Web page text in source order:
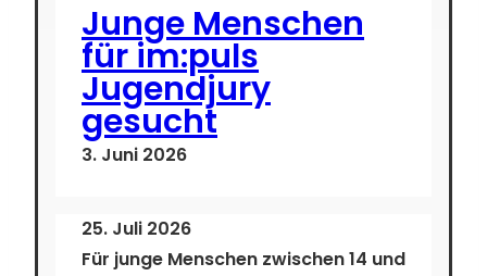
Junge Menschen
für im:puls
Jugendjury
gesucht
3. Juni 2026
25. Juli 2026
Für junge Menschen zwischen 14 und